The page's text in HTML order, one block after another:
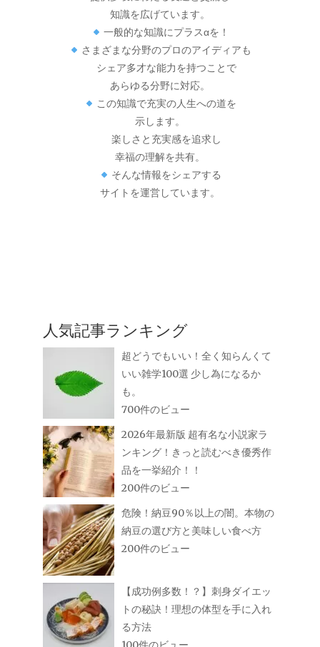
知識を広げています。
一般的な知識にプラスαを！
さまざまな分野のプロのアイディアも
シェア多才な能力を持つことで
あらゆる分野に対応。
この知識で充実の人生への道を
示します。
楽しさと充実感を追求し
幸福の理解を共有。
そんな情報をシェアする
サイトを運営しています。
人気記事ランキング
超どうでもいい！全く知らんくて
いい雑学100選 少し為になるか
も。
700件のビュー
2026年最新版 超有名な小説家ラ
ンキング！きっと読むべき優秀作
品を一挙紹介！！
200件のビュー
危険！納豆90％以上の闇。本物の
納豆の選び方と美味しい食べ方
200件のビュー
【成功例多数！？】刺身ダイエッ
トの秘訣！理想の体型を手に入れ
る方法